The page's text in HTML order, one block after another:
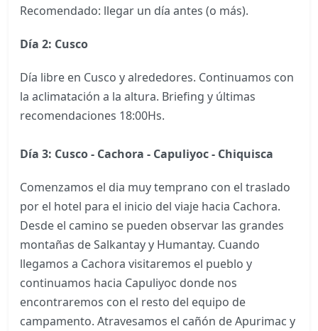
Recomendado: llegar un día antes (o más).
Día 2: Cusco
Día libre en Cusco y alrededores. Continuamos con
la aclimatación a la altura. Briefing y últimas
recomendaciones 18:00Hs.
Día 3: Cusco - Cachora - Capuliyoc - Chiquisca
Comenzamos el dia muy temprano con el traslado
por el hotel para el inicio del viaje hacia Cachora.
Desde el camino se pueden observar las grandes
montañas de Salkantay y Humantay. Cuando
llegamos a Cachora visitaremos el pueblo y
continuamos hacia Capuliyoc donde nos
encontraremos con el resto del equipo de
campamento. Atravesamos el cañón de Apurimac y